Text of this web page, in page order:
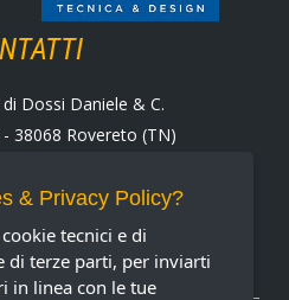
di Dossi Daniele & C.
38068 Rovereto (TN)
0464 430938
IT02232370227
& Privacy Policy?
tecnici e di
di terze parti, per inviarti
in linea con le tue